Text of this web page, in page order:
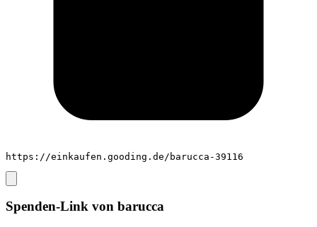
https://einkaufen.gooding.de/barucca-39116
Spenden-Link von barucca